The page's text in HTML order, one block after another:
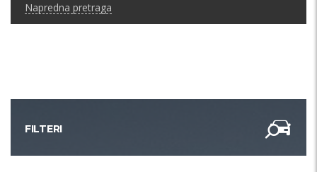
Napredna pretraga
FILTERI